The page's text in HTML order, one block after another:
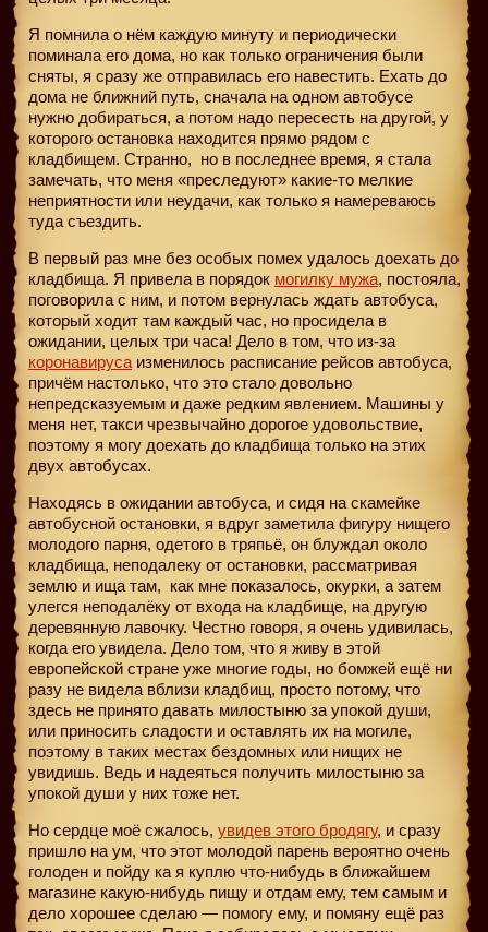
Я помнила о нём каждую минуту и периодически
поминала его дома, но как только ограничения были
сняты, я сразу же отправилась его навестить. Ехать до
дома не ближний путь, сначала на одном автобусе
нужно добираться, а потом надо пересесть на другой, у
которого остановка находится прямо рядом с
кладбищем. Странно, но в последнее время, я стала
замечать, что меня «преследуют» какие-то мелкие
неприятности или неудачи, как только я намереваюсь
туда съездить.
В первый раз мне без особых помех удалось доехать до
кладбища. Я привела в порядок могилку мужа, постояла,
поговорила с ним, и потом вернулась ждать автобуса,
который ходит там каждый час, но просидела в
ожидании, целых три часа! Дело в том, что из-за
коронавируса изменилось расписание рейсов автобуса,
причём настолько, что это стало довольно
непредсказуемым и даже редким явлением. Машины у
меня нет, такси чрезвычайно дорогое удовольствие,
поэтому я могу доехать до кладбища только на этих
двух автобусах.
Находясь в ожидании автобуса, и сидя на скамейке
автобусной остановки, я вдруг заметила фигуру нищего
молодого парня, одетого в тряпьё, он блуждал около
кладбища, неподалеку от остановки, рассматривая
землю и ища там, как мне показалось, окурки, а затем
улегся неподалёку от входа на кладбище, на другую
деревянную лавочку. Честно говоря, я очень удивилась,
когда его увидела. Дело том, что я живу в этой
европейской стране уже многие годы, но бомжей ещё ни
разу не видела вблизи кладбищ, просто потому, что
здесь не принято давать милостыню за упокой души,
или приносить сладости и оставлять их на могиле,
поэтому в таких местах бездомных или нищих не
увидишь. Ведь и надеяться получить милостыню за
упокой души у них тоже нет.
Но сердце моё сжалось, увидев этого бродягу, и сразу
пришло на ум, что этот молодой парень вероятно очень
голоден и пойду ка я куплю что-нибудь в ближайшем
магазине какую-нибудь пищу и отдам ему, тем самым и
дело хорошее сделаю — помогу ему, и помяну ещё раз